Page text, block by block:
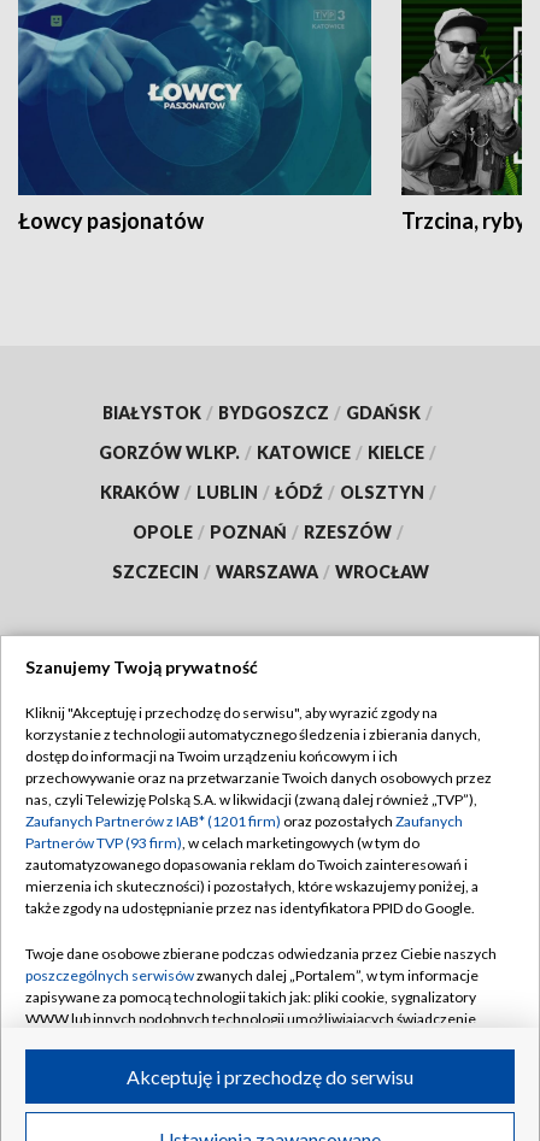
Łowcy pasjonatów Trzcina, ryby
BIAŁYSTOK / BYDGOSZCZ / GDAŃSK /
GORZÓW WLKP. / KATOWICE / KIELCE /
KRAKÓW / LUBLIN / ŁÓDŹ / OLSZTYN /
OPOLE / POZNAŃ / RZESZÓW /
SZCZECIN / WARSZAWA / WROCŁAW
TVP
Abonament TVP
Emisja w TVP
Centrum informacji TVP
Naziemna Telewizja Cyfrowa
Rada Programowa
System NOS
Informacje o nadawcy
Program dla prasy
Regulamin TVP
Polityka prywatności
Moje zgody
Pomoc
Kontakt
Kanały
©2026 Telewizja Polska S.A. w likwidacji
Szanujemy Twoją prywatność
Kliknij "Akceptuję i przechodzę do serwisu", aby wyrazić zgody na
korzystanie z technologii automatycznego śledzenia i zbierania danych,
dostęp do informacji na Twoim urządzeniu końcowym i ich
przechowywanie oraz na przetwarzanie Twoich danych osobowych przez
nas, czyli Telewizję Polską S.A. w likwidacji (zwaną dalej również „TVP”),
Zaufanych Partnerów z IAB* (1201 firm) oraz pozostałych Zaufanych
Partnerów TVP (93 firm), w celach marketingowych (w tym do
zautomatyzowanego dopasowania reklam do Twoich zainteresowań i
mierzenia ich skuteczności) i pozostałych, które wskazujemy poniżej, a
także zgody na udostępnianie przez nas identyfikatora PPID do Google.
Twoje dane osobowe zbierane podczas odwiedzania przez Ciebie naszych
poszczególnych serwisówzwanych dalej „Portalem”, w tym informacje
zapisywane za pomocą technologii takich jak: pliki cookie, sygnalizatory
WWW lub innych podobnych technologii umożliwiających świadczenie
ruchu w Internecie.
Twoje dane osobowe zbierane podczas odwiedzania przez Ciebie
Akceptuję i przechodzę do serwisu